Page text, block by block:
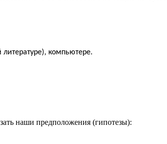
компьютере.
наши предположения (гипотезы):